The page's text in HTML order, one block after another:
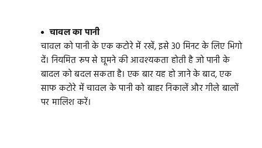
चावल का पानी
चावल को पानी के एक कटोरे में रखें, इसे 30 मिनट के लिए भिगो
दें। नियमित रूप से घूमने की आवश्यकता होती है जो पानी के
बादल को बदल सकता है। एक बार यह हो जाने के बाद, एक
साफ कटोरे में चावल के पानी को बाहर निकालें और गीले बालों
पर मालिश करें।